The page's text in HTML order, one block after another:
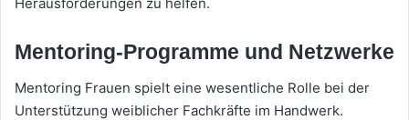
Mentoring-Programme und Netzwerke
Mentoring Frauen spielt eine wesentliche Rolle bei der
Unterstützung weiblicher Fachkräfte im Handwerk.